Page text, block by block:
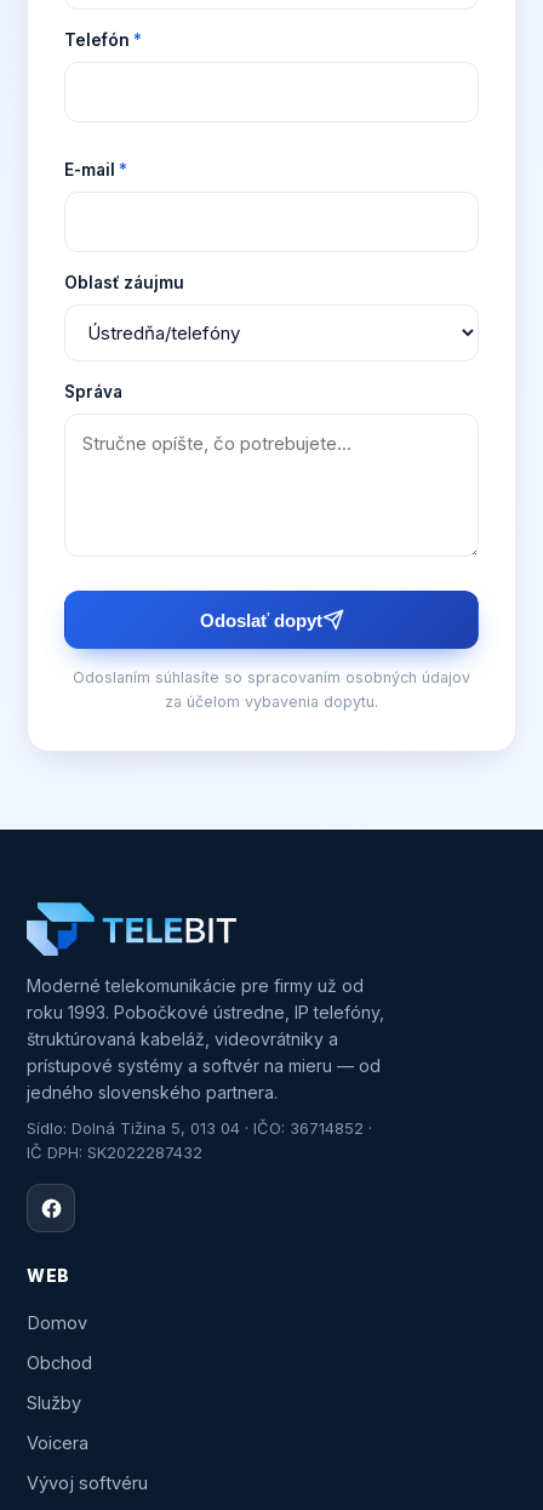
Telefón *
E-mail *
Oblasť záujmu
Správa
Odoslať dopyt
Odoslaním súhlasíte so spracovaním osobných údajov
za účelom vybavenia dopytu.
Moderné telekomunikácie pre firmy už od
roku 1993. Pobočkové ústredne, IP telefóny,
štruktúrovaná kabeláž, videovrátniky a
prístupové systémy a softvér na mieru — od
jedného slovenského partnera.
Sídlo: Dolná Tižina 5, 013 04 · IČO: 36714852 ·
IČ DPH: SK2022287432
WEB
Domov
Obchod
Služby
Voicera
Vývoj softvéru